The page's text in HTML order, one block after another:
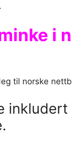
i
til norske